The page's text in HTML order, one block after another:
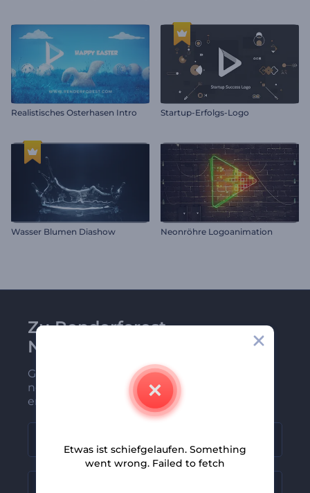
Realistisches Osterhasen Intro Startup-Erfolgs-Logo
Wasser Blumen Diashow Neonröhre Logoanimation
Zu Renderforest-
Newsletter anmelden
Gehören Sie zu den Ersten, die unsere
neuesten Nachrichten und Angebote
erhalten
Etwas ist schiefgelaufen. Something
went wrong. Failed to fetch